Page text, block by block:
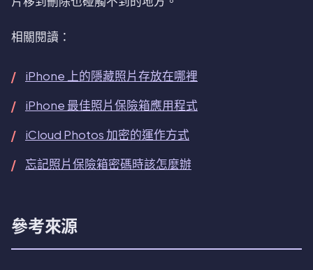
相關閱讀：
iPhone 上的隱藏照片存放在哪裡
iPhone 最佳照片保險箱應用程式
iCloud Photos 加密的運作方式
忘記照片保險箱密碼時該怎麼辦
參考來源